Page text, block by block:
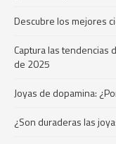
Descubre los mejores
Captura las tendencias
de 2025
Joyas de dopamina:
¿Son duraderas las